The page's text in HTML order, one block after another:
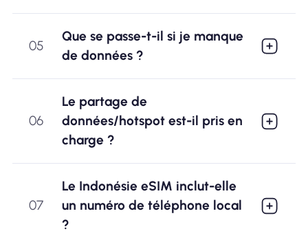
05
Que se passe-t-il si je manque
de données ?
06
Le partage de
données/hotspot est-il pris en
charge ?
07
Le Indonésie eSIM inclut-elle
un numéro de téléphone local
?